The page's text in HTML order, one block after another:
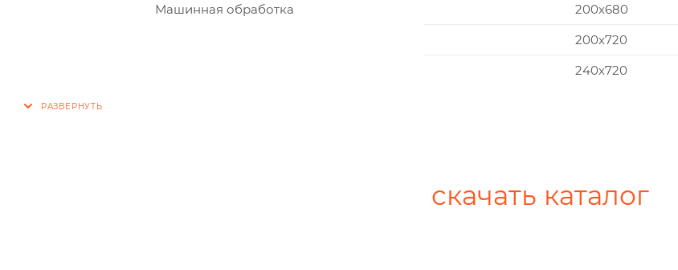
Машинная обработка
200х680
200х720
240х720
скачать каталог